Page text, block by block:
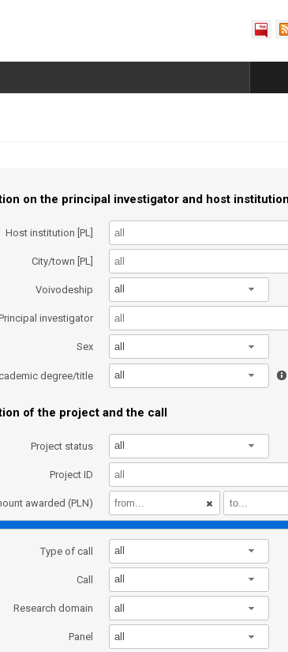
on the principal investigator and host institution
Host institution [PL]
City/town [PL]
Voivodeship all
investigator
Sex all
degree/title all
of the project and the call
Project status all
Project ID
awarded (PLN)
Type of call all
Call all
Research domain all
Panel all